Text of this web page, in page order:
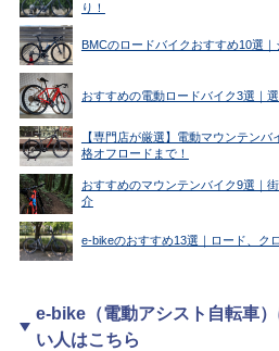
り！
BMCのロードバイクおすすめ10選
おすすめの電動ロードバイク3選｜
【専門店が厳選】電動マウンテン
格オフロードまで！
おすすめのマウンテンバイク9選｜
介
e-bikeのおすすめ13選｜ロード、ク
e-bike（電動アシスト自転車
い人はこちら